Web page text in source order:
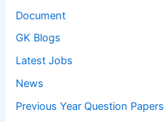
Document
GK Blogs
Latest Jobs
News
Previous Year Question Papers